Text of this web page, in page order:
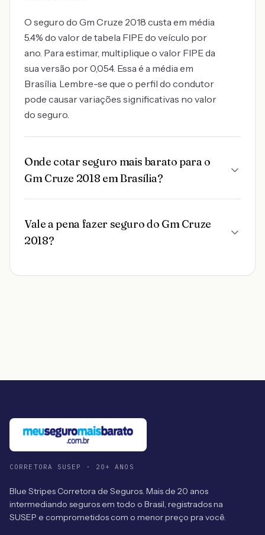
O seguro do Gm Cruze 2018 custa em média
5.4% do valor de tabela FIPE do veículo por
ano. Para estimar, multiplique o valor FIPE da
sua versão por 0,054. Essa é a média em
Brasília. Lembre-se que o perfil do condutor
pode causar variações significativas no valor
do seguro.
Onde cotar seguro mais barato para o
Gm Cruze 2018 em Brasília?
Vale a pena fazer seguro do Gm Cruze
2018?
CORRETORA SUSEP · 20+ ANOS
Blue Stripes Corretora de Seguros. Mais de 20 anos
intermediando seguros em todo o Brasil, registrados na
SUSEP e comprometidos com o menor preço pra você.